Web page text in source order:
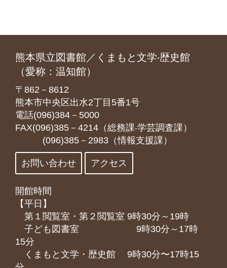
熊本県立図書館／くまもと文学‧歴史館
（愛称：温知館）
〒862－8612
熊本市中央区出水2丁目5番1号
電話(096)384－5000
FAX(096)385－4214（総務課‧学芸調査課）
(096)385－2983（情報支援課）
お問い合わせ アクセス
開館時間
【平日】
第１閲覧室・第２閲覧室 9時30分～19時
子ども図書室 9時30分～17時
15分
くまもと⽂学・歴史館 9時30分〜17時15